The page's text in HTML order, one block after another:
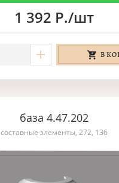
1 392 Р./шт
В
база 4.47.202
составные элементы, 272, 136